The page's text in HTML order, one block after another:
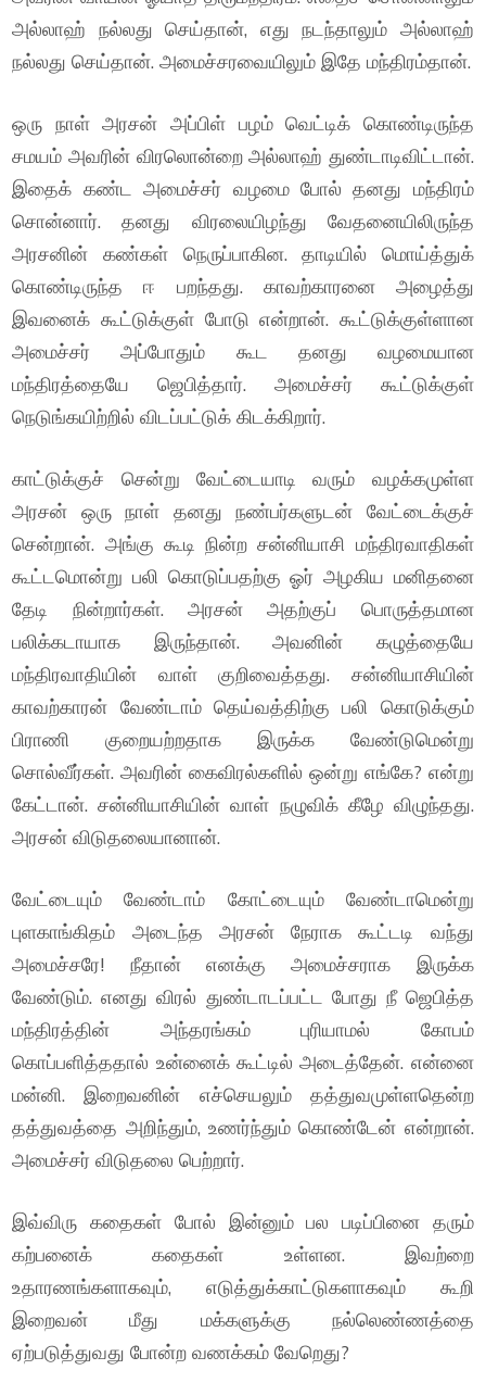
அல்லாஹ் நல்லது செய்தான், எது நடந்தாலும் அல்லாஹ்
நல்லது செய்தான். அமைச்சரவையிலும் இதே மந்திரம்தான்.
ஒரு நாள் அரசன் அப்பிள் பழம் வெட்டிக் கொண்டிருந்த
சமயம் அவரின் விரலொன்றை அல்லாஹ் துண்டாடிவிட்டான்.
இதைக் கண்ட அமைச்சர் வழமை போல் தனது மந்திரம்
சொன்னார். தனது விரலையிழந்து வேதனையிலிருந்த
அரசனின் கண்கள் நெருப்பாகின. தாடியில் மொய்த்துக்
கொண்டிருந்த ஈ பறந்தது. காவற்காரனை அழைத்து
இவனைக் கூட்டுக்குள் போடு என்றான். கூட்டுக்குள்ளான
அமைச்சர் அப்போதும் கூட தனது வழமையான
மந்திரத்தையே ஜெபித்தார். அமைச்சர் கூட்டுக்குள்
நெடுங்கயிற்றில் விடப்பட்டுக் கிடக்கிறார்.
காட்டுக்குச் சென்று வேட்டையாடி வரும் வழக்கமுள்ள
அரசன் ஒரு நாள் தனது நண்பர்களுடன் வேட்டைக்குச்
சென்றான். அங்கு கூடி நின்ற சன்னியாசி மந்திரவாதிகள்
கூட்டமொன்று பலி கொடுப்பதற்கு ஓர் அழகிய மனிதனை
தேடி நின்றார்கள். அரசன் அதற்குப் பொருத்தமான
பலிக்கடாயாக இருந்தான். அவனின் கழுத்தையே
மந்திரவாதியின் வாள் குறிவைத்தது. சன்னியாசியின்
காவற்காரன் வேண்டாம் தெய்வத்திற்கு பலி கொடுக்கும்
பிராணி குறையற்றதாக இருக்க வேண்டுமென்று
சொல்வீர்கள். அவரின் கைவிரல்களில் ஒன்று எங்கே? என்று
கேட்டான். சன்னியாசியின் வாள் நழுவிக் கீழே விழுந்தது.
அரசன் விடுதலையானான்.
வேட்டையும் வேண்டாம் கோட்டையும் வேண்டாமென்று
புளகாங்கிதம் அடைந்த அரசன் நேராக கூட்டடி வந்து
அமைச்சரே! நீதான் எனக்கு அமைச்சராக இருக்க
வேண்டும். எனது விரல் துண்டாடப்பட்ட போது நீ ஜெபித்த
மந்திரத்தின் அந்தரங்கம் புரியாமல் கோபம்
கொப்பளித்ததால் உன்னைக் கூட்டில் அடைத்தேன். என்னை
மன்னி. இறைவனின் எச்செயலும் தத்துவமுள்ளதென்ற
தத்துவத்தை அறிந்தும், உணர்ந்தும் கொண்டேன் என்றான்.
அமைச்சர் விடுதலை பெற்றார்.
இவ்விரு கதைகள் போல் இன்னும் பல படிப்பினை தரும்
கற்பனைக் கதைகள் உள்ளன. இவற்றை
உதாரணங்களாகவும், எடுத்துக்காட்டுகளாகவும் கூறி
இறைவன் மீது மக்களுக்கு நல்லெண்ணத்தை
ஏற்படுத்துவது போன்ற வணக்கம் வேறெது?